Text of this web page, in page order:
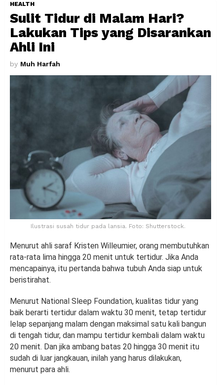
HEALTH
Sulit Tidur di Malam Hari?
Lakukan Tips yang Disarankan
Ahli Ini
by Muh Harfah
Ilustrasi susah tidur pada lansia. Foto: Shutterstock.
Menurut ahli saraf Kristen Willeumier, orang membutuhkan
rata-rata lima hingga 20 menit untuk tertidur. Jika Anda
mencapainya, itu pertanda bahwa tubuh Anda siap untuk
beristirahat.
Menurut National Sleep Foundation, kualitas tidur yang
baik berarti tertidur dalam waktu 30 menit, tetap tertidur
lelap sepanjang malam dengan maksimal satu kali bangun
di tengah tidur, dan mampu tertidur kembali dalam waktu
20 menit. Dan jika ambang batas 20 hingga 30 menit itu
sudah di luar jangkauan, inilah yang harus dilakukan,
menurut para ahli.